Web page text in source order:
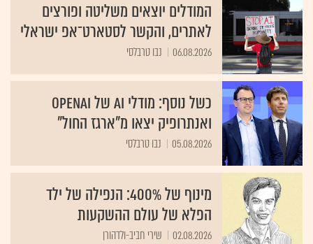
המודלים יוצאים משליטה ופורצים
לאתרים, והקשר לסטארט־אפ ישראלי
06.08.2026 נבו טרבלסי
כשל נוסף: מודלי AI של OpenAI
ואנתרופיק יצאו מ"ארגז החול"
05.08.2026 נבו טרבלסי
מינוף של 400%: הנפילה של ילד
הפלא של עולם ההשקעות
02.08.2026 שירי חביב-ולדהורן